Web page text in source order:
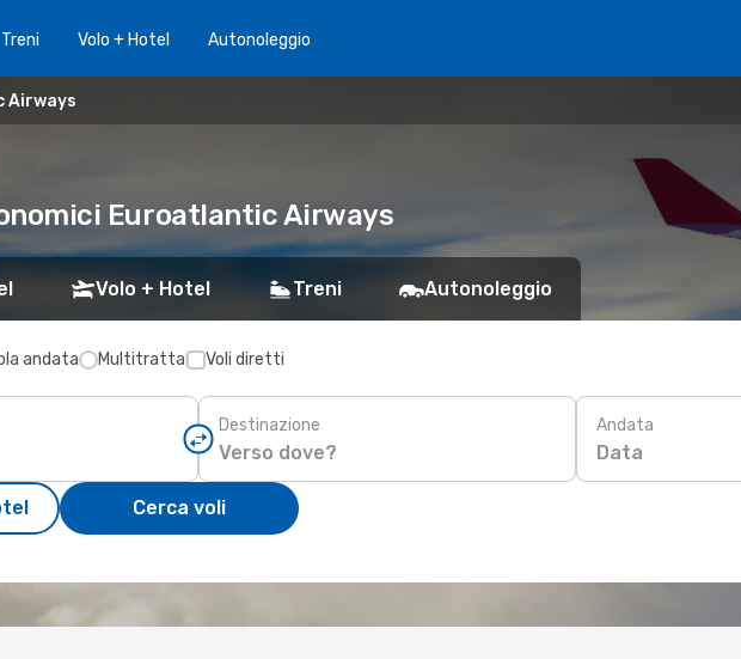
Treni Volo + Hotel Autonoleggio
Airways
Euroatlantic Airways
Volo + Hotel Treni Autonoleggio
andata Multitratta Voli diretti
Destinazione Andata
Data
Cerca voli